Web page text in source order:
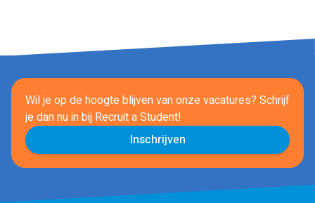
Wil je op de hoogte blijven van onze vacatures? Schrijf
je dan nu inbij Recruit a Student!
Inschrijven